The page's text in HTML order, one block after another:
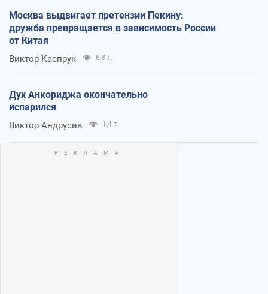
Москва выдвигает претензии Пекину:
дружба превращается в зависимость России
от Китая
Виктор Каспрук 6,8 т.
Дух Анкориджа окончательно
испарился
Виктор Андрусив 1,4 т.